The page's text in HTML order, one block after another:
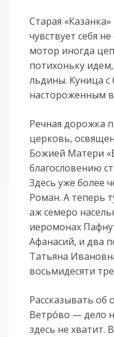
Старая
чувствует себя
мотор иногда
потихоньку
льдины. Куница с
настороженным
Речная дорожка
церковь,
Божией Матери
благословению
Здесь уже более
Роман. А теперь
аж семеро
иеромонах
Афанасий, и два
Татьяна
восьмидесяти
Рассказывать об
Ветрóво — дело
здесь не хватит.